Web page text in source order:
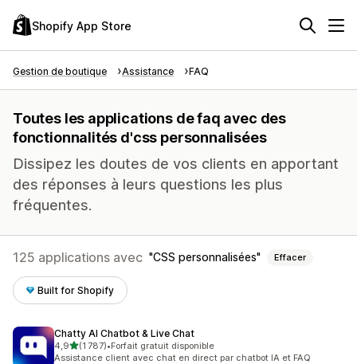
Shopify App Store
Gestion de boutique Assistance FAQ
Toutes les applications de faq avec des
fonctionnalités d'css personnalisées
Dissipez les doutes de vos clients en apportant
des réponses à leurs questions les plus
fréquentes.
125 applications avec CSS personnalisées Effacer
Built for Shopify
Chatty AI Chatbot & Live Chat
4,9étoile(s) sur 5
(1 787)
1787 avis au total
•Forfait gratuit disponible
Assistance client avec chat en direct par chatbot IA et FAQ